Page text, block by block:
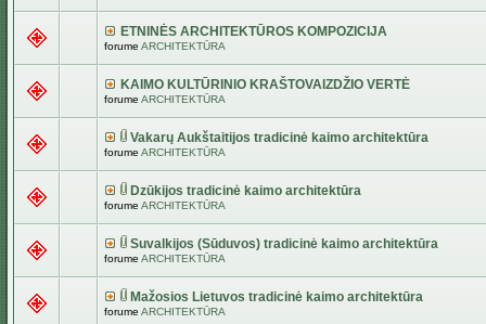
ETNINĖS ARCHITEKTŪROS KOMPOZICIJA
forume ARCHITEKTŪRA
KAIMO KULTŪRINIO KRAŠTOVAIZDŽIO VERTĖ
forume ARCHITEKTŪRA
Vakarų Aukštaitijos tradicinė kaimo architektūra
forume ARCHITEKTŪRA
Dzūkijos tradicinė kaimo architektūra
forume ARCHITEKTŪRA
Suvalkijos (Sūduvos) tradicinė kaimo architektūra
forume ARCHITEKTŪRA
Mažosios Lietuvos tradicinė kaimo architektūra
forume ARCHITEKTŪRA